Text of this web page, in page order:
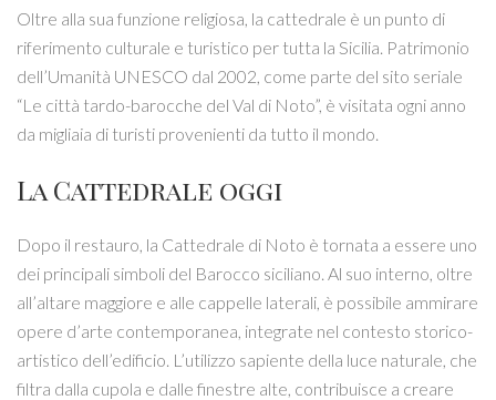
Oltre alla sua funzione religiosa, la cattedrale è un punto di
riferimento culturale e turistico per tutta la Sicilia. Patrimonio
dell’Umanità UNESCO dal 2002, come parte del sito seriale
“Le città tardo-barocche del Val di Noto”, è visitata ogni anno
da migliaia di turisti provenienti da tutto il mondo.
La Cattedrale oggi
Dopo il restauro, la Cattedrale di Noto è tornata a essere uno
dei principali simboli del Barocco siciliano. Al suo interno, oltre
all’altare maggiore e alle cappelle laterali, è possibile ammirare
opere d’arte contemporanea, integrate nel contesto storico-
artistico dell’edificio. L’utilizzo sapiente della luce naturale, che
filtra dalla cupola e dalle finestre alte, contribuisce a creare